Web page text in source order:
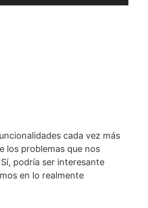
cada vez más
los problemas que nos
podría ser interesante
en lo realmente